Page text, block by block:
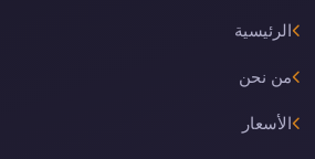
الرئيسية
من نحن
الأسعار